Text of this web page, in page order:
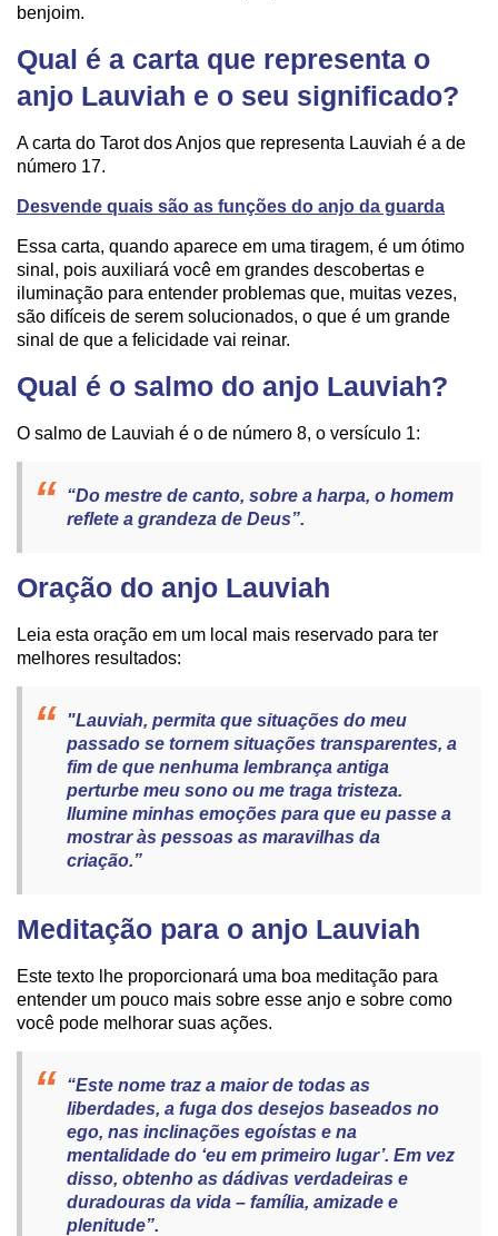
benjoim.
Qual é a carta que representa o
anjo Lauviah e o seu significado?
A carta do Tarot dos Anjos que representa Lauviah é a de
número 17.
Desvende quais são as funções do anjo da guarda
Essa carta, quando aparece em uma tiragem, é um ótimo
sinal, pois auxiliará você em grandes descobertas e
iluminação para entender problemas que, muitas vezes,
são difíceis de serem solucionados, o que é um grande
sinal de que a felicidade vai reinar.
Qual é o salmo do anjo Lauviah?
O salmo de Lauviah é o de número 8, o versículo 1:
“Do mestre de canto, sobre a harpa, o homem
reflete a grandeza de Deus”.
Oração do anjo Lauviah
Leia esta oração em um local mais reservado para ter
melhores resultados:
"Lauviah, permita que situações do meu
passado se tornem situações transparentes, a
fim de que nenhuma lembrança antiga
perturbe meu sono ou me traga tristeza.
Ilumine minhas emoções para que eu passe a
mostrar às pessoas as maravilhas da
criação.”
Meditação para o anjo Lauviah
Este texto lhe proporcionará uma boa meditação para
entender um pouco mais sobre esse anjo e sobre como
você pode melhorar suas ações.
“Este nome traz a maior de todas as
liberdades, a fuga dos desejos baseados no
ego, nas inclinações egoístas e na
mentalidade do ‘eu em primeiro lugar’. Em vez
disso, obtenho as dádivas verdadeiras e
duradouras da vida – família, amizade e
plenitude”.